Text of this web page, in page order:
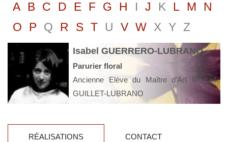
A B C D E F G H I J K L M
N
O
P Q R S T U V W X Y Z
Isabel GUERRERO-LUBRANO
Parurier floral
Ancienne Elève du Maître d’Art Marcelle
GUILLET-LUBRANO
RÉALISATIONS CONTACT